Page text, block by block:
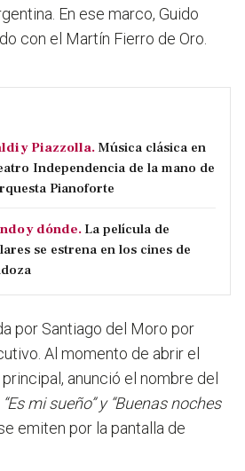
En ese marco, Guido
con el Martín Fierro de Oro.
y Piazzolla. Música clásica en
Independencia de la mano de
Pianoforte
y dónde.La película de
se estrena en los cines de
por Santiago del Moro por
Al momento de abrir el
anunció el nombre del
“Es mi sueño” y “Buenas noches
emiten por la pantalla de